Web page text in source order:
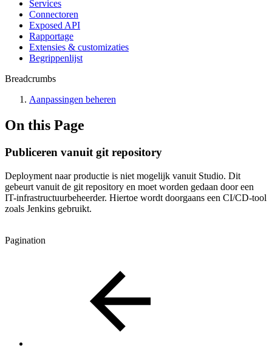
Services
Connectoren
Exposed API
Rapportage
Extensies & customizaties
Begrippenlijst
Breadcrumbs
Aanpassingen beheren
On this Page
Publiceren vanuit git repository
Deployment naar productie is niet mogelijk vanuit Studio. Dit
gebeurt vanuit de git repository en moet worden gedaan door een
IT-infrastructuurbeheerder. Hiertoe wordt doorgaans een CI/CD-tool
zoals Jenkins gebruikt.
Pagination